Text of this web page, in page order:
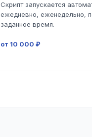
Скрипт запускается
ежедневно, еженедельно,
заданное время.
от 10 000 ₽